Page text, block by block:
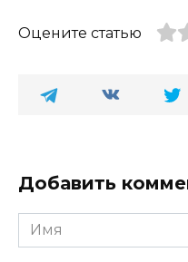
Оцените статью
Добавить
Имя
*